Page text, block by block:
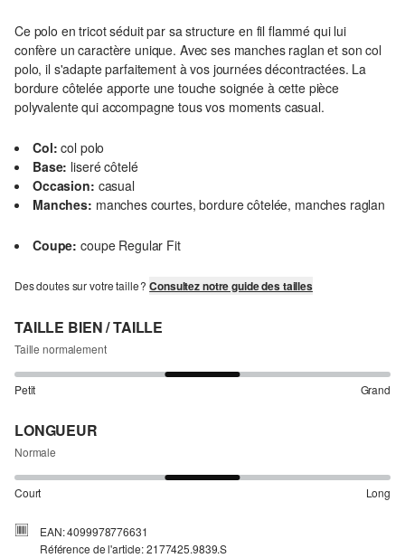
Ce polo en tricot séduit par sa structure en fil flammé qui lui
confère un caractère unique. Avec ses manches raglan et son col
polo, il s'adapte parfaitement à vos journées décontractées. La
bordure côtelée apporte une touche soignée à cette pièce
polyvalente qui accompagne tous vos moments casual.
Col: col polo
Base: liseré côtelé
Occasion: casual
Manches: manches courtes, bordure côtelée, manches raglan
Coupe: coupe Regular Fit
Des doutes sur votre taille ?Consultez notre guide des tailles
TAILLE BIEN / TAILLE
Taille normalement
Petit Grand
LONGUEUR
Normale
Court Long
EAN: 4099978776631
Référence de l'article: 2177425.9839.S